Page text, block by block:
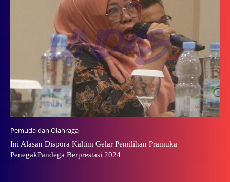
Pemuda dan Olahraga
Ini Alasan Dispora Kaltim Gelar Pemilihan Pramuka
PenegakPandega Berprestasi 2024